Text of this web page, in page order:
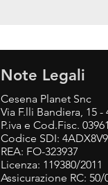
Note Legali
Cesena Planet Snc
Via F.lli Bandiera, 15 -
P.iva e Cod.Fisc.
Codice SDI: 4ADX8V9
REA: FO-323937
Licenza: 119380/2011
Assicurazione RC: 50/